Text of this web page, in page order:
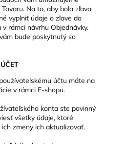
Na to, aby bola zľava
vyplniť údaje o zľave do
rámci návrhu Objednávky.
bude poskytnutý so
účtu máte na
v rámci E-shopu.
konta ste povinný
všetky údaje, ktoré
zmeny ich aktualizovať.